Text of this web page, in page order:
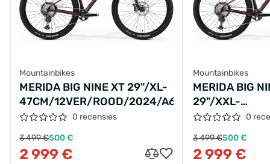
Mountainbikes
MERIDA BIG NINE XT 29"/XL-
47CM/12VER/ROOD/2024/A62411A03220
0 recensies
3 499 €500 €
2 999 €
Mountainbikes
MERIDA BIG
29"/XXL-
50CM/
0
3 499 €500 €
2 999 €